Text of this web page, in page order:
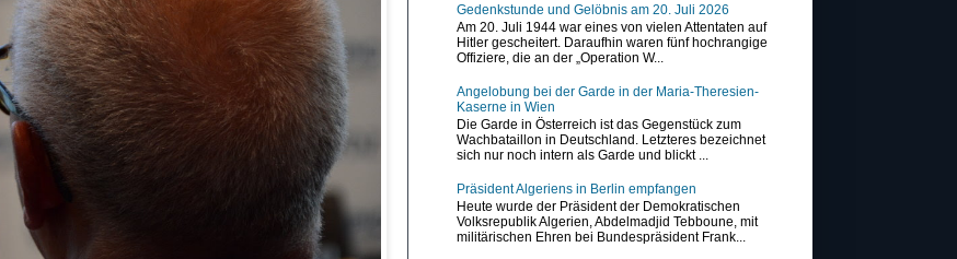
Gedenkstunde und Gelöbnis am 20. Juli 2026
Am 20. Juli 1944 war eines von vielen Attentaten auf
Hitler gescheitert. Daraufhin waren fünf hochrangige
Offiziere, die an der „Operation W...
Angelobung bei der Garde in der Maria-Theresien-
Kaserne in Wien
Die Garde in Österreich ist das Gegenstück zum
Wachbataillon in Deutschland. Letzteres bezeichnet
sich nur noch intern als Garde und blickt ...
Präsident Algeriens in Berlin empfangen
Heute wurde der Präsident der Demokratischen
Volksrepublik Algerien, Abdelmadjid Tebboune, mit
militärischen Ehren bei Bundespräsident Frank...